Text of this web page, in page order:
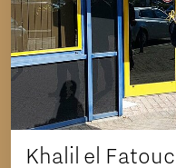
Khalil el